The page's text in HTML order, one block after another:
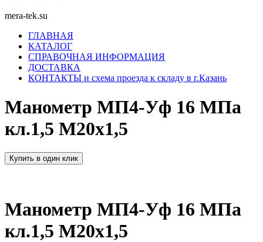
mera-tek.su
МенюГЛАВНАЯ
КАТАЛОГ
СПРАВОЧНАЯ ИНФОРМАЦИЯ
ДОСТАВКА
КОНТАКТЫ и схема проезда к складу в г.Казань
Манометр МП4-Уф 16 МПа
кл.1,5 М20х1,5
Купить в один клик
Манометр МП4-Уф 16 МПа
кл.1,5 М20х1,5